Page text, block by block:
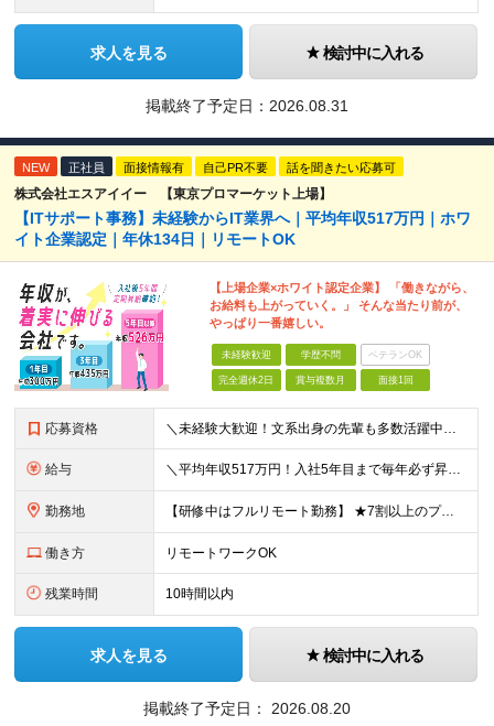
求人を見る 検討中に入れる
掲載終了予定日： 2026.08.31
NEW 正社員 面接情報有 自己PR不要 話を聞きたい応募可
株式会社エスアイイー 【東京プロマーケット上場】
【ITサポート事務】未経験からIT業界へ｜平均年収517万円｜ホワ
イト企業認定｜年休134日｜リモートOK
【上場企業×ホワイト認定企業】 「働きながら、
お給料も上がっていく。」 そんな当たり前が、
やっぱり一番嬉しい。
未経験歓迎 学歴不問 ベテランOK
完全週休2日 賞与複数月 面接1回
応募資格 ＼未経験大歓迎！文系出身の先輩も多数活躍中／ ◆PCスキルに自信のない方も歓迎 ◆完全未経験OK ◆社会人デビューもOK ◆学歴不問 「働きながら少しずつ専門スキルを身につけたい」という意欲重視の採
給与 ＼平均年収517万円！入社5年目まで毎年必ず昇給／ ■賞与年3回 ■年収800万円以上も可 ■入社3年以上の平均年収469.2万円 月給23万2000円以上＋賞与年3回＋各種手当 ☆入社5年目まで最
勤務地 【研修中はフルリモート勤務】 ★7割以上のプロジェクトでリモートワークを導入 ★一都三県のプロジェクト先 ★転居を伴う転勤なし ＜プロジェクト先＞ 東京・神奈川・千葉・埼玉でのプロジェクト先にて勤務
働き方 リモートワークOK
残業時間 10時間以内
求人を見る 検討中に入れる
掲載終了予定日： 2026.08.20